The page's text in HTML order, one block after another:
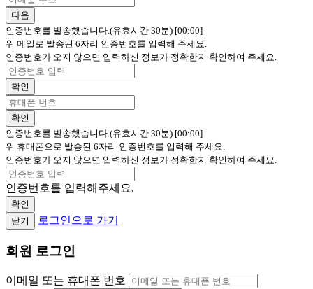
다음
인증번호를 발송했습니다.(유효시간 30분) [00:00]
위 메일로 발송된 6자리 인증번호를 입력해 주세요.
인증번호가 오지 않으면 입력하신 정보가 정확한지 확인하여 주세요.
확인
확인
인증번호를 발송했습니다.(유효시간 30분) [00:00]
위 휴대폰으로 발송된 6자리 인증번호를 입력해 주세요.
인증번호가 오지 않으면 입력하신 정보가 정확한지 확인하여 주세요.
인증번호를 입력해주세요.
확인
닫기
로그인으로 가기
회원 로그인
이메일 또는 휴대폰 번호